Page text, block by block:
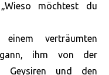
möchtest du
verträumten
ihm von der
Geysiren und den